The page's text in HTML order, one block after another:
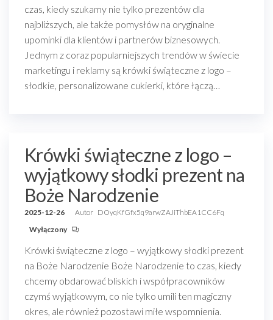
czas, kiedy szukamy nie tylko prezentów dla
najbliższych, ale także pomysłów na oryginalne
upominki dla klientów i partnerów biznesowych.
Jednym z coraz popularniejszych trendów w świecie
marketingu i reklamy są krówki świąteczne z logo –
słodkie, personalizowane cukierki, które łączą…
Krówki świąteczne z logo –
wyjątkowy słodki prezent na
Boże Narodzenie
2025-12-26 Autor DOyqKfGfx5q9arwZAJiThbEA1CC6Fq
Wyłączony
Krówki świąteczne z logo – wyjątkowy słodki prezent
na Boże Narodzenie Boże Narodzenie to czas, kiedy
chcemy obdarować bliskich i współpracowników
czymś wyjątkowym, co nie tylko umili ten magiczny
okres, ale również pozostawi miłe wspomnienia.